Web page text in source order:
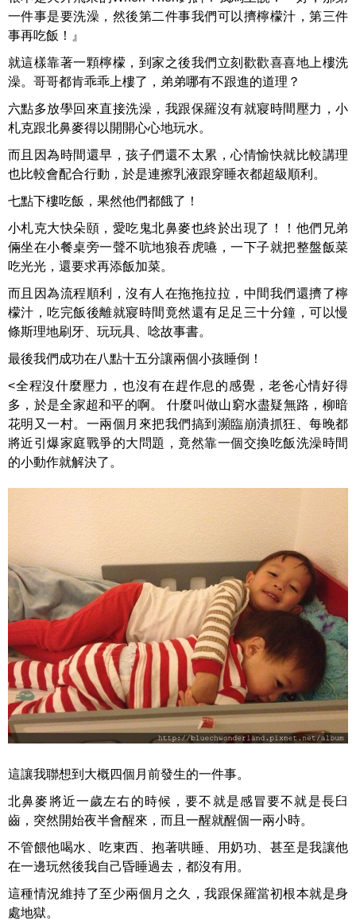
一件事是要洗澡，然後第二件事我們可以擠檸檬汁，第三件
事再吃飯！』
就這樣靠著一顆檸檬，到家之後我們立刻歡歡喜喜地上樓洗
澡。哥哥都肯乖乖上樓了，弟弟哪有不跟進的道理？
六點多放學回來直接洗澡，我跟保羅沒有就寢時間壓力，小
札克跟北鼻麥得以開開心心地玩水。
而且因為時間還早，孩子們還不太累，心情愉快就比較講理
也比較會配合行動，於是連擦乳液跟穿睡衣都超級順利。
七點下樓吃飯，果然他們都餓了！
小札克大快朵頤，愛吃鬼北鼻麥也終於出現了！！他們兄弟
倆坐在小餐桌旁一聲不吭地狼吞虎嚥，一下子就把整盤飯菜
吃光光，還要求再添飯加菜。
而且因為流程順利，沒有人在拖拖拉拉，中間我們還擠了檸
檬汁，吃完飯後離就寢時間竟然還有足足三十分鐘，可以慢
條斯理地刷牙、玩玩具、唸故事書。
最後我們成功在八點十五分讓兩個小孩睡倒！
<全程沒什麼壓力，也沒有在趕作息的感覺，老爸心情好得
多，於是全家超和平的啊。 什麼叫做山窮水盡疑無路，柳暗
花明又一村。一兩個月來把我們搞到瀕臨崩潰抓狂、每晚都
將近引爆家庭戰爭的大問題，竟然靠一個交換吃飯洗澡時間
的小動作就解決了。
這讓我聯想到大概四個月前發生的一件事。
北鼻麥將近一歲左右的時候，要不就是感冒要不就是長臼
齒，突然開始夜半會醒來，而且一醒就醒個一兩小時。
不管餵他喝水、吃東西、抱著哄睡、用奶功、甚至是我讓他
在一邊玩然後我自己昏睡過去，都沒有用。
這種情況維持了至少兩個月之久，我跟保羅當初根本就是身
處地獄。